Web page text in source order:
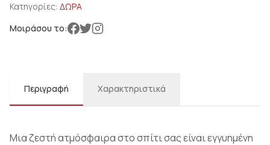
Κατηγορίες: ΔΩΡΑ
Μοιράσου το:
Περιγραφή Χαρακτηριστικά
Μια ζεστή ατμόσφαιρα στο σπίτι σας είναι εγγυημένη